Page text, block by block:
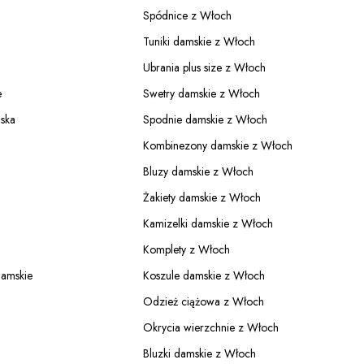
Spódnice z Włoch
Tuniki damskie z Włoch
Ubrania plus size z Włoch
Swetry damskie z Włoch
Spodnie damskie z Włoch
Kombinezony damskie z Włoch
Bluzy damskie z Włoch
Żakiety damskie z Włoch
Kamizelki damskie z Włoch
Komplety z Włoch
Koszule damskie z Włoch
Odzież ciążowa z Włoch
Okrycia wierzchnie z Włoch
Bluzki damskie z Włoch